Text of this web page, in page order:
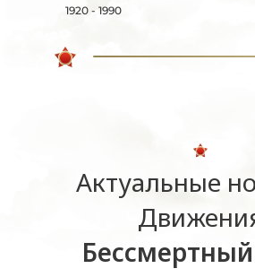
1920 - 1990
Актуальные